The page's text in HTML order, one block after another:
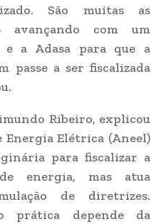
São muitas as
avançando com um
a Adasa para que a
passe a ser fiscalizada
Ribeiro, explicou
Energia Elétrica (Aneel)
para fiscalizar a
energia, mas atua
de diretrizes.
prática depende da